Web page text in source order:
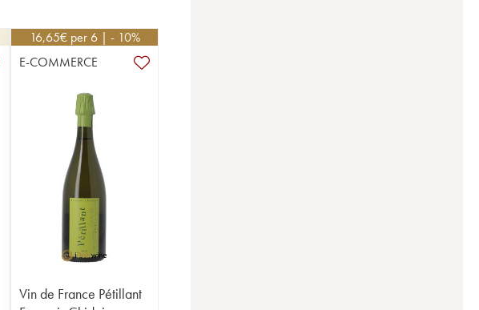
16,65€ per 6 | - 10%
E-COMMERCE
Vin de France Pétillant